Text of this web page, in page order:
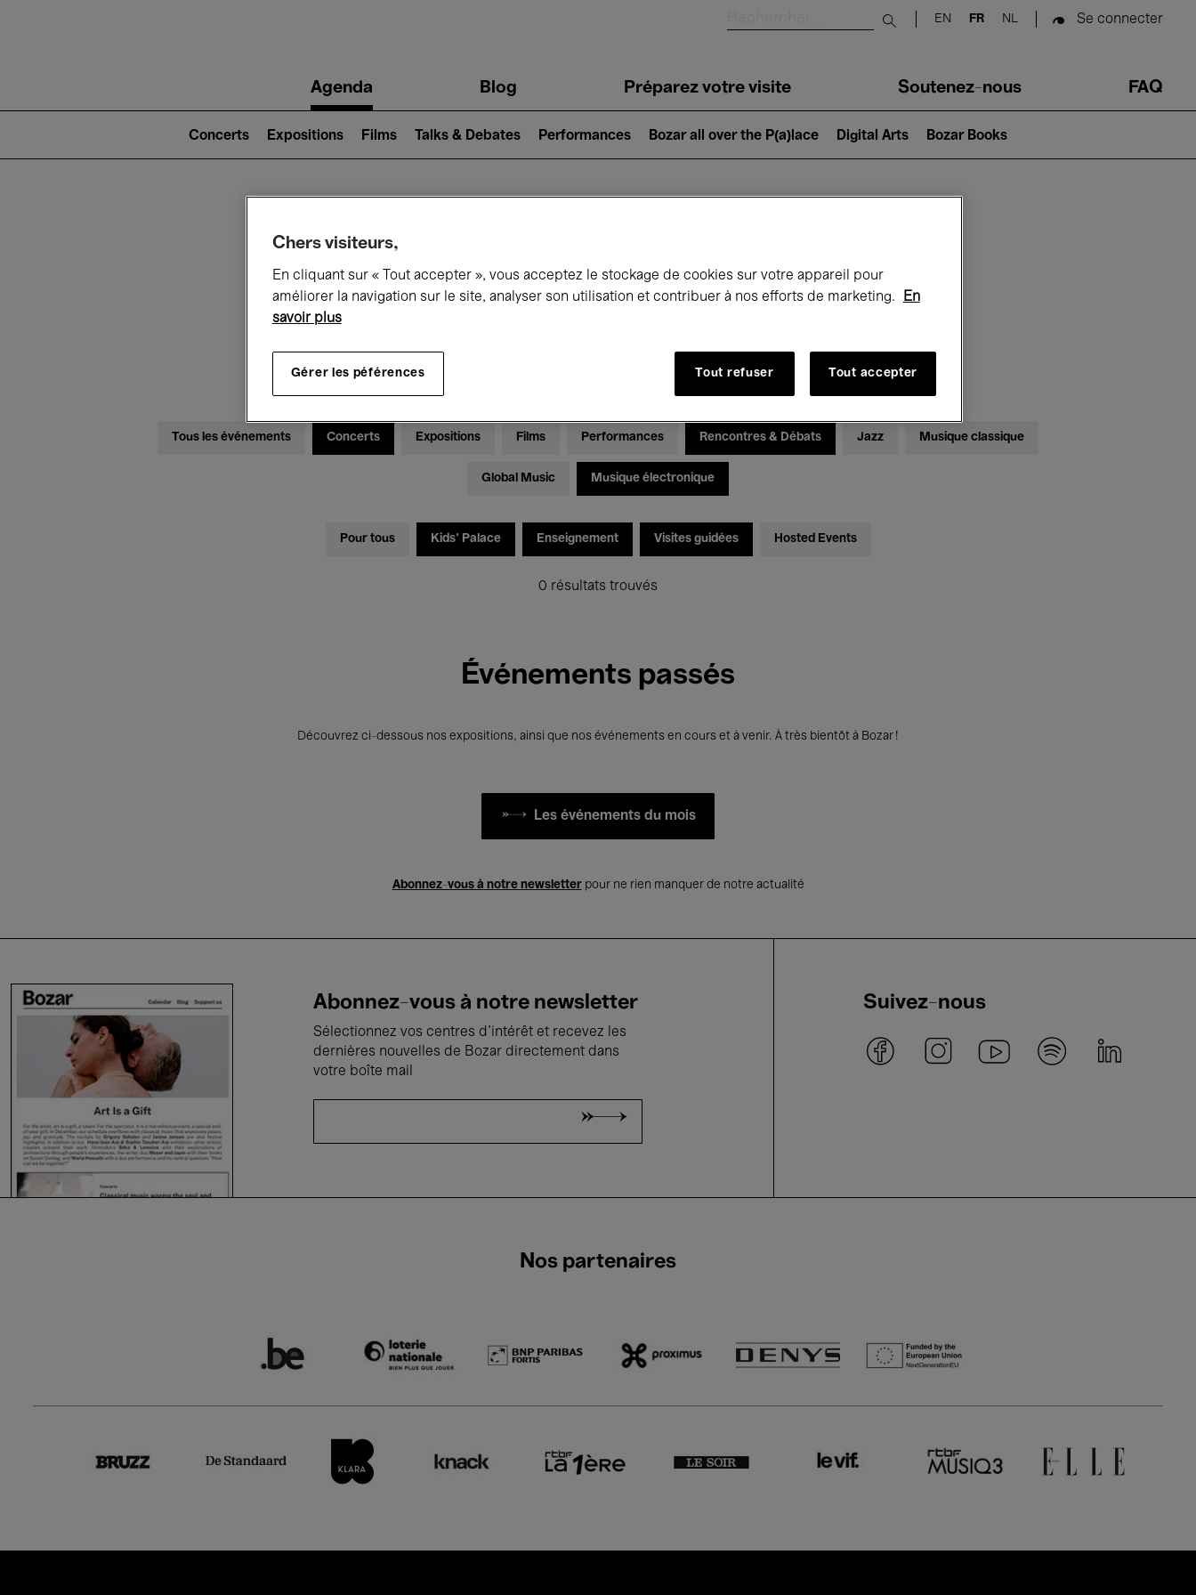
Submit search
EN FR NL Se connecter
navigationAgenda Blog Préparez votre visite Soutenez-nous FAQ
2)
Concerts Expositions Films Talks & Debates Performances Bozar all over the P(a)lace Digital Arts Bozar Books
Ce qui se passe à Bozar
Tous les événements Concerts Expositions Films Performances Rencontres & Débats Jazz Musique classique
Global Music Musique électronique
Pour tous Kids’ Palace Enseignement Visites guidées Hosted Events
0 résultats trouvés
Événements passés
Découvrez ci-dessous nos expositions, ainsi que nos événements en cours et à venir. À très bientôt à Bozar !
Les événements du mois
Abonnez-vous à notre newsletterpour ne rien manquer de notre actualité
Abonnez-vous à notre newsletter
Sélectionnez vos centres d'intérêt et recevez les
dernières nouvelles de Bozar directement dans
votre boîte mail
Suivez-nous
Nos partenaires
Chers visiteurs,
En cliquant sur « Tout accepter », vous acceptez le stockage de cookies sur votre appareil pour
améliorer la navigation sur le site, analyser son utilisation et contribuer à nos efforts de marketing.
En
savoir plus
Gérer les péférences Tout refuser Tout accepter